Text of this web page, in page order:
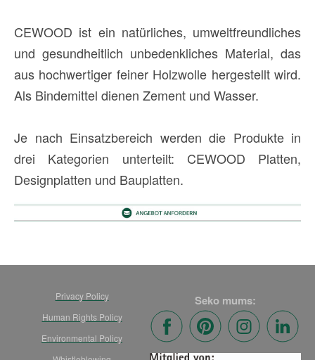
CEWOOD ist ein natürliches, umweltfreundliches
und gesundheitlich unbedenkliches Material, das
aus hochwertiger feiner Holzwolle hergestellt wird.
Als Bindemittel dienen Zement und Wasser.
Je nach Einsatzbereich werden die Produkte in
drei Kategorien unterteilt: CEWOOD Platten,
Designplatten und Bauplatten.
Privacy Policy
Human Rights Policy
Environmental Policy
Seko mums: